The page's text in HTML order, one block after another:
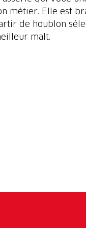
métier. Elle est
de houblon
malt.